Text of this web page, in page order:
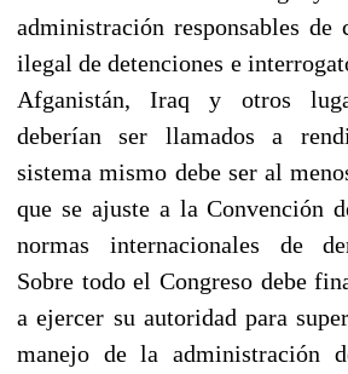
administración responsables de
ilegal de detenciones e
Afganistán, Iraq y otros
deberían ser llamados a
sistema mismo debe ser al
que se ajuste a la Convención
normas internacionales de
Sobre todo el Congreso debe
a ejercer su autoridad para
manejo de la administración